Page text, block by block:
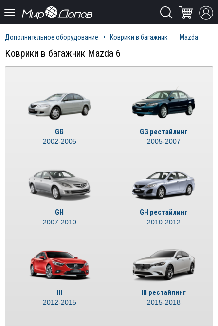
Дополнительное оборудование Коврики в багажник Mazda
Коврики в багажник Mazda 6
GG
2002-2005
GG рестайлинг
2005-2007
GH
2007-2010
GH рестайлинг
2010-2012
2012-2015
III рестайлинг
2015-2018